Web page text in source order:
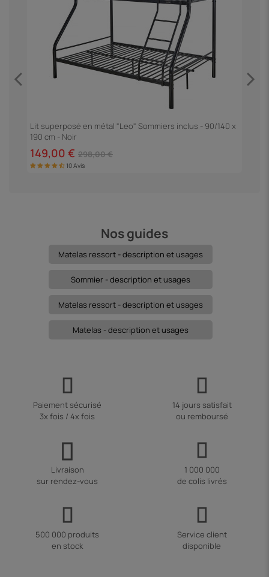
Lit superposé en métal "Leo" Sommiers inclus - 90/140 x
190 cm - Noir
149,00 € 298,00 €
10 Avis
Nos guides
Matelas ressort - description et usages
Sommier - description et usages
Matelas ressort - description et usages
Matelas - description et usages
Paiement sécurisé
3x fois / 4x fois
14 jours satisfait
ou remboursé
Livraison
sur rendez-vous
1 000 000
de colis livrés
500 000 produits
en stock
Service client
disponible